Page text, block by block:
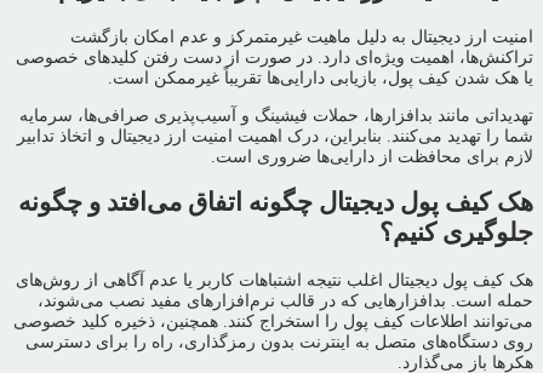
امنیت ارز دیجیتال به دلیل ماهیت غیرمتمرکز و عدم امکان بازگشت
تراکنش‌ها، اهمیت ویژه‌ای دارد. در صورت از دست رفتن کلیدهای خصوصی
یا هک شدن کیف پول، بازیابی دارایی‌ها تقریباً غیرممکن است.
تهدیداتی مانند بدافزارها، حملات فیشینگ و آسیب‌پذیری صرافی‌ها، سرمایه
شما را تهدید می‌کنند. بنابراین، درک اهمیت امنیت ارز دیجیتال و اتخاذ تدابیر
لازم برای محافظت از دارایی‌ها ضروری است.
هک کیف پول دیجیتال چگونه اتفاق می‌افتد و چگونه
جلوگیری کنیم؟
هک کیف پول دیجیتال اغلب نتیجه اشتباهات کاربر یا عدم آگاهی از روش‌های
حمله است. بدافزارهایی که در قالب نرم‌افزارهای مفید نصب می‌شوند،
می‌توانند اطلاعات کیف پول را استخراج کنند. همچنین، ذخیره کلید خصوصی
روی دستگاه‌های متصل به اینترنت بدون رمزگذاری، راه را برای دسترسی
هکرها باز می‌گذارد.